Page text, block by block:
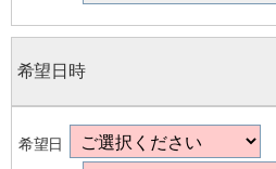
希望日時
希望日